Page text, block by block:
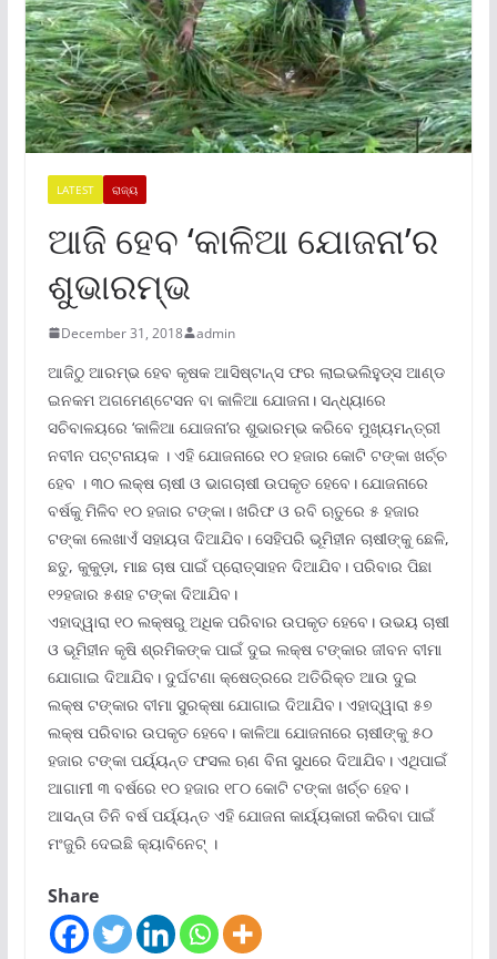
LATEST ରାଜ୍ୟ
ଆଜି ହେବ ‘କାଳିଆ ଯୋଜନା’ର
ଶୁଭାରମ୍ଭ
December 31, 2018 admin
ଆଜିଠୁ ଆରମ୍ଭ ହେବ କୃଷକ ଆସିଷ୍ଟାନ୍ସ ଫର ଲାଇଭଲିହୁଡ୍ସ ଆଣ୍ଡ
ଇନକମ ଅଗମେଣ୍ଟେସନ ବା କାଳିଆ ଯୋଜନା। ସନ୍ଧ୍ୟାରେ
ସଚିବାଳୟରେ ‘କାଳିଆ ଯୋଜନା’ର ଶୁଭାରମ୍ଭ କରିବେ ମୁଖ୍ୟମନ୍ତ୍ରୀ
ନବୀନ ପଟ୍ଟନାୟକ । ଏହି ଯୋଜନାରେ ୧୦ ହଜାର କୋଟି ଟଙ୍କା ଖର୍ଚ୍ଚ
ହେବ । ୩୦ ଲକ୍ଷ ଚାଷୀ ଓ ଭାଗଚାଷୀ ଉପକୃତ ହେବେ। ଯୋଜନାରେ
ବର୍ଷକୁ ମିଳିବ ୧୦ ହଜାର ଟଙ୍କା। ଖରିଫ ଓ ରବି ଋତୁରେ ୫ ହଜାର
ଟଙ୍କା ଲେଖାଏଁ ସହାୟତା ଦିଆଯିବ। ସେହିପରି ଭୂମିହୀନ ଚାଷୀଙ୍କୁ ଛେଳି,
ଛତୁ, କୁକୁଡ଼ା, ମାଛ ଚାଷ ପାଇଁ ପ୍ରୋତ୍ସାହନ ଦିଆଯିବ। ପରିବାର ପିଛା
୧୨ହଜାର ୫ଶହ ଟଙ୍କା ଦିଆଯିବ।
ଏହାଦ୍ୱାରା ୧୦ ଲକ୍ଷରୁ ଅଧିକ ପରିବାର ଉପକୃତ ହେବେ। ଉଭୟ ଚାଷୀ
ଓ ଭୂମିହୀନ କୃଷି ଶ୍ରମିକଙ୍କ ପାଇଁ ଦୁଇ ଲକ୍ଷ ଟଙ୍କାର ଜୀବନ ବୀମା
ଯୋଗାଇ ଦିଆଯିବ। ଦୁର୍ଘଟଣା କ୍ଷେତ୍ରରେ ଅତିରିକ୍ତ ଆଉ ଦୁଇ
ଲକ୍ଷ ଟଙ୍କାର ବୀମା ସୁରକ୍ଷା ଯୋଗାଇ ଦିଆଯିବ। ଏହାଦ୍ୱାରା ୫୭
ଲକ୍ଷ ପରିବାର ଉପକୃତ ହେବେ। କାଳିଆ ଯୋଜନାରେ ଚାଷୀଙ୍କୁ ୫୦
ହଜାର ଟଙ୍କା ପର୍ୟ୍ୟନ୍ତ ଫସଲ ଋଣ ବିନା ସୁଧରେ ଦିଆଯିବ। ଏଥିପାଇଁ
ଆଗାମୀ ୩ ବର୍ଷରେ ୧୦ ହଜାର ୧୮୦ କୋଟି ଟଙ୍କା ଖର୍ଚ୍ଚ ହେବ।
ଆସନ୍ତା ତିନି ବର୍ଷ ପର୍ୟ୍ୟନ୍ତ ଏହି ଯୋଜନା କାର୍ୟ୍ୟକାରୀ କରିବା ପାଇଁ
ମଂଜୁରି ଦେଇଛି କ୍ୟାବିନେଟ୍ ।
Share